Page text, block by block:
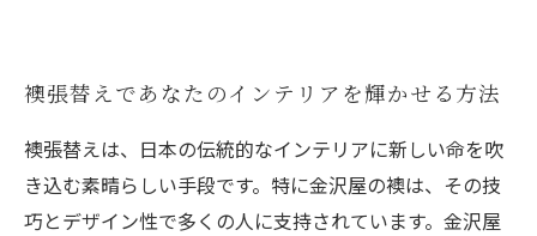
襖張替えであなたのインテリアを輝かせる方法
襖張替えは、日本の伝統的なインテリアに新しい命を吹
き込む素晴らしい手段です。特に金沢屋の襖は、その技
巧とデザイン性で多くの人に支持されています。金沢屋